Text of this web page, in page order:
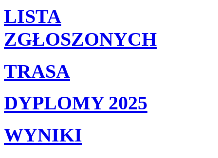
LISTA
ZGŁOSZONYCH
TRASA
DYPLOMY 2025
WYNIKI